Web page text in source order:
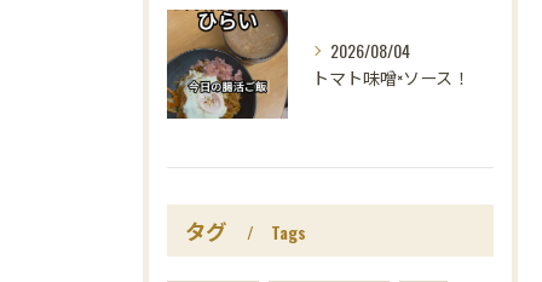
2026/08/04
トマト味噌×ソース！
タグ Tags